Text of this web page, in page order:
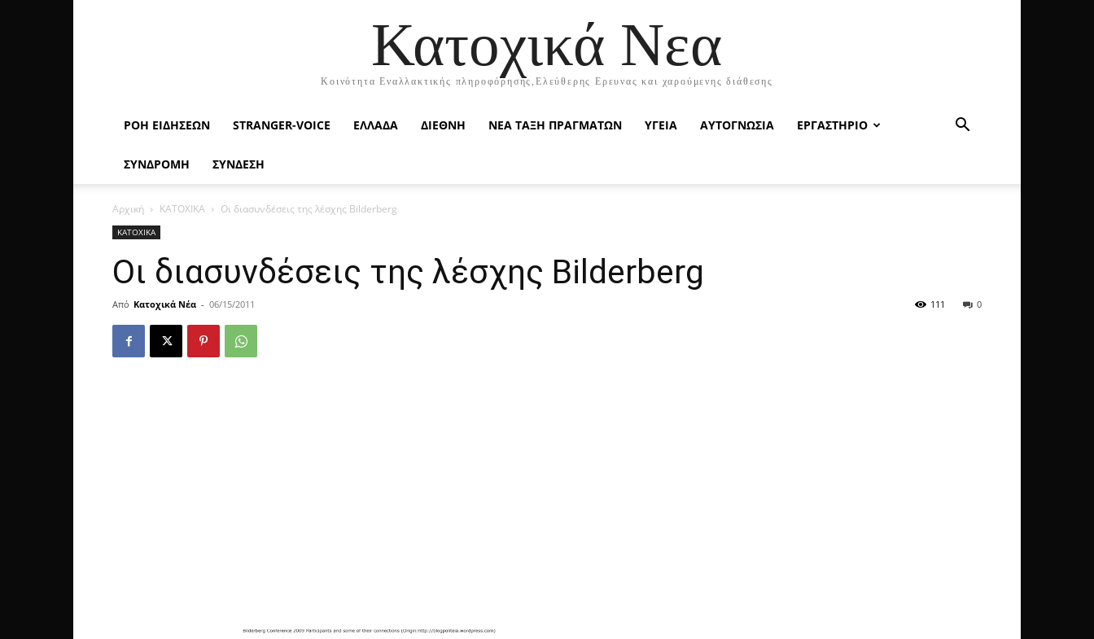
Κατοχικά Νεα
Κοινότητα Εναλλακτικής πληροφόρησης,Ελεύθερης Ερευνας και χαρούμενης διάθεσης
ΡΟΉ ΕΙΔΉΣΕΩΝ STRANGER-VOICE ΕΛΛΑΔΑ ΔΙΕΘΝΗ ΝΕΑ ΤΑΞΗ ΠΡΑΓΜΑΤΩΝ ΥΓΕΙΑ ΑΥΤΟΓΝΩΣΙΑ ΕΡΓΑΣΤΗΡΙΟ
ΣΥΝΔΡΟΜΗ ΣΥΝΔΕΣΗ
Αρχική ΚΑΤΟΧΙΚΑ Οι διασυνδέσεις της λέσχης Βilderberg
ΚΑΤΟΧΙΚΑ
Οι διασυνδέσεις της λέσχης Βilderberg
Από Κατοχικά Νέα - 06/15/2011 0
111